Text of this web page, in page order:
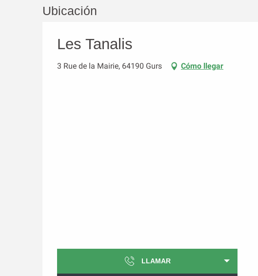
Ubicación
Les Tanalis
3 Rue de la Mairie, 64190 Gurs Cómo llegar
LLAMAR